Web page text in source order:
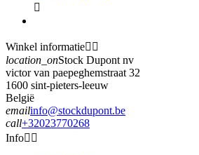

Winkel informatie 
location_onStock Dupont nv
victor van paepeghemstraat 32
1600 sint-pieters-leeuw
België
emailinfo@stockdupont.be
call+32023770268
Info 